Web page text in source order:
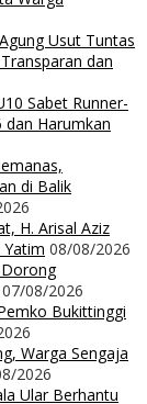
Usut Tuntas
dan
Sabet Runner-
Harumkan
di Balik
H. Arisal Aziz
08/08/2026
Dorong
07/08/2026
Bukittinggi
Warga Sengaja
2026
Ular Berhantu